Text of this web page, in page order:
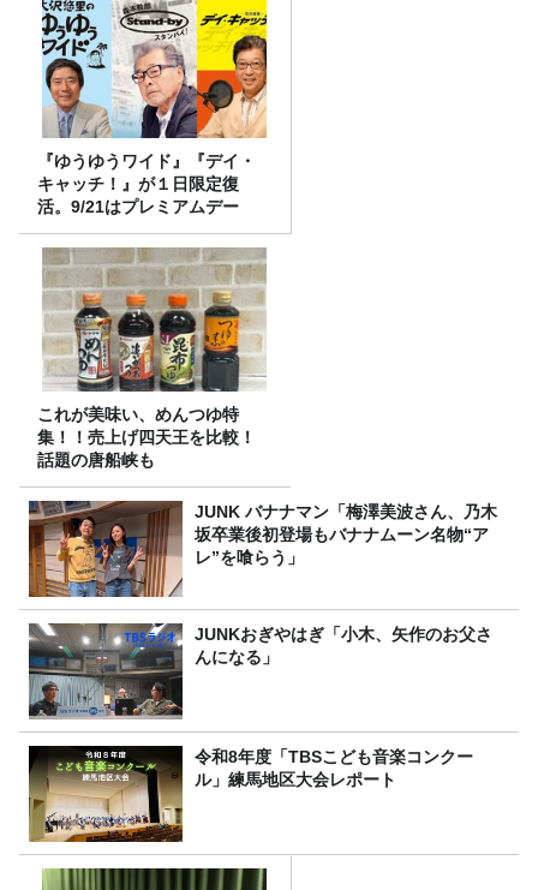
『ゆうゆうワイド』『デイ・
キャッチ！』が１日限定復
活。9/21はプレミアムデー
これが美味い、めんつゆ特
集！！売上げ四天王を比較！
話題の唐船峡も
JUNK バナナマン「梅澤美波さん、乃木
坂卒業後初登場もバナナムーン名物“ア
レ”を喰らう」
JUNKおぎやはぎ「小木、矢作のお父さ
んになる」
令和8年度「TBSこども音楽コンクー
ル」練馬地区大会レポート